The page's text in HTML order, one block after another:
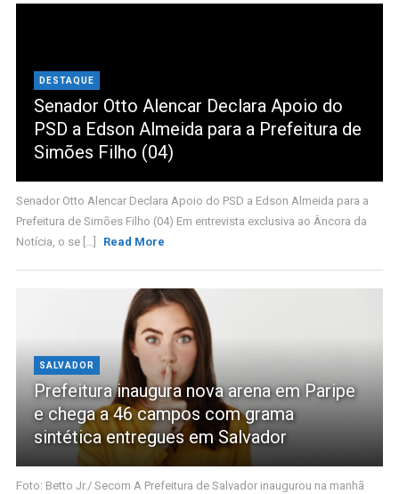
DESTAQUE
Senador Otto Alencar Declara Apoio do
PSD a Edson Almeida para a Prefeitura de
Simões Filho (04)
Senador Otto Alencar Declara Apoio do PSD a Edson Almeida para a
Prefeitura de Simões Filho (04) Em entrevista exclusiva ao Âncora da
Notícia, o se [...]
Read More
SALVADOR
Prefeitura inaugura nova arena em Paripe
e chega a 46 campos com grama
sintética entregues em Salvador
Foto: Betto Jr./ Secom A Prefeitura de Salvador inaugurou na manhã